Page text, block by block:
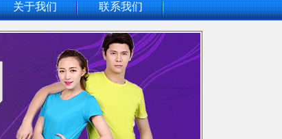
关于我们 联系我们